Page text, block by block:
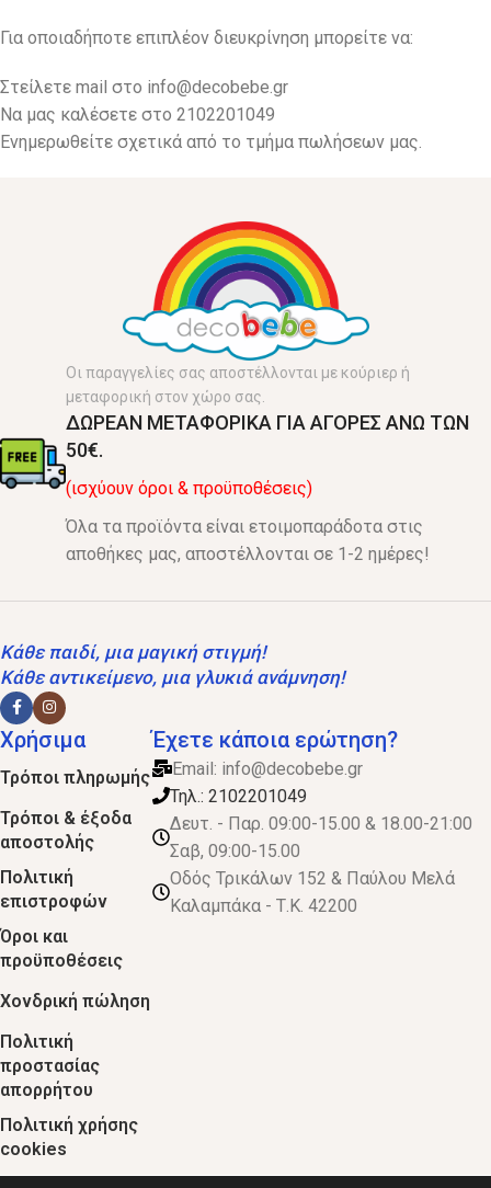
Για οποιαδήποτε επιπλέον διευκρίνηση μπορείτε να:
Στείλετε mail στο info@decobebe.gr
Να μας καλέσετε στο 2102201049
Ενημερωθείτε σχετικά από το τμήμα πωλήσεων μας.
Οι παραγγελίες σας αποστέλλονται με κούριερ ή
μεταφορική στον χώρο σας.
ΔΩΡΕΑΝ ΜΕΤΑΦΟΡΙΚΑ ΓΙΑ ΑΓΟΡΕΣ ΑΝΩ ΤΩΝ
50€.
(ισχύουν όροι & προϋποθέσεις)
Όλα τα προϊόντα είναι ετοιμοπαράδοτα στις
αποθήκες μας, αποστέλλονται σε 1-2 ημέρες!
Κάθε παιδί, μια μαγική στιγμή!
Κάθε αντικείμενο, μια γλυκιά ανάμνηση!
Χρήσιμα
Τρόποι πληρωμής
Τρόποι & έξοδα
αποστολής
Πολιτική
επιστροφών
Όροι και
προϋποθέσεις
Χονδρική πώληση
Πολιτική
προστασίας
απορρήτου
Πολιτική χρήσης
cookies
Έχετε κάποια ερώτηση?
Email: info@decobebe.gr
Τηλ.: 2102201049
Δευτ. - Παρ. 09:00-15.00 & 18.00-21:00
Σαβ, 09:00-15.00
Οδός Τρικάλων 152 & Παύλου Μελά
Καλαμπάκα - Τ.Κ. 42200